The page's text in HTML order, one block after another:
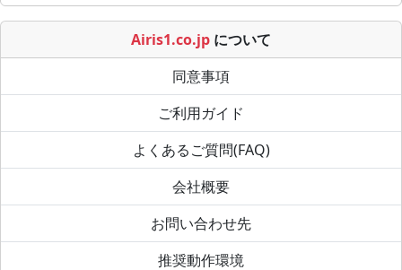
Airis1.co.jp について
同意事項
ご利用ガイド
よくあるご質問(FAQ)
会社概要
お問い合わせ先
推奨動作環境